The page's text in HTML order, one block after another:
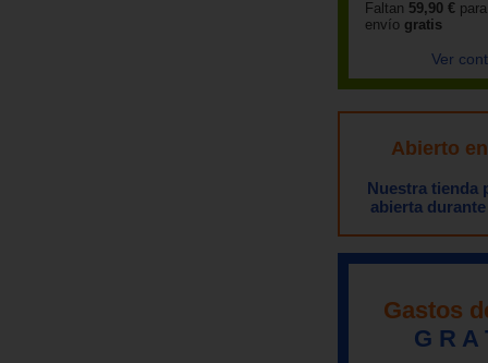
Faltan 59,90 €
envío gratis
Ver
Abierto
Nuestra tienda
abierta
Gastos
G R A